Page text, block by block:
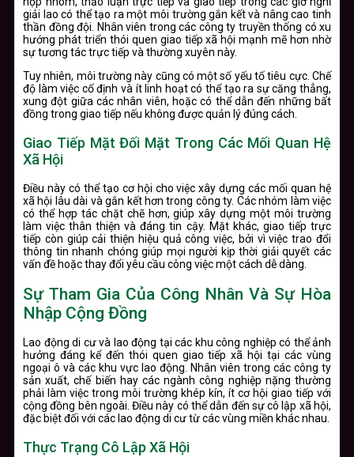
giải lao có thể tạo ra một môi trường gắn kết và nâng cao tinh
thần đồng đội. Nhân viên trong các công ty truyền thống có xu
hướng phát triển thói quen giao tiếp xã hội mạnh mẽ hơn nhờ
sự tương tác trực tiếp và thường xuyên này.
Tuy nhiên, môi trường này cũng có một số yếu tố tiêu cực. Chế
độ làm việc cố định và ít linh hoạt có thể tạo ra sự căng thẳng,
xung đột giữa các nhân viên, hoặc có thể dẫn đến những bất
đồng trong giao tiếp nếu không được quản lý đúng cách.
Giao Tiếp Mặt Đối Mặt Trong Các Mối Quan Hệ
Xã Hội
Điều này có thể tạo cơ hội cho việc xây dựng các mối quan hệ
xã hội lâu dài và gắn kết hơn trong công ty. Các nhóm làm việc
có thể hợp tác chặt chẽ hơn, giúp xây dựng một môi trường
làm việc thân thiện và đáng tin cậy. Mặt khác, giao tiếp trực
tiếp còn giúp cải thiện hiệu quả công việc, bởi vì việc trao đổi
thông tin nhanh chóng giúp mọi người kịp thời giải quyết các
vấn đề hoặc thay đổi yêu cầu công việc một cách dễ dàng.
Sự Tham Gia Của Công Nhân Và Sự Hòa
Nhập Cộng Đồng
Lao động di cư và lao động tại các khu công nghiệp có thể ảnh
hưởng đáng kể đến thói quen giao tiếp xã hội tại các vùng
ngoại ô và các khu vực lao động. Nhân viên trong các công ty
sản xuất, chế biến hay các ngành công nghiệp nặng thường
phải làm việc trong môi trường khép kín, ít cơ hội giao tiếp với
cộng đồng bên ngoài. Điều này có thể dẫn đến sự cô lập xã hội,
đặc biệt đối với các lao động di cư từ các vùng miền khác nhau.
Thực Trạng Cô Lập Xã Hội